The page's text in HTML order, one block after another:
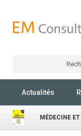
Actualités
MÉDECINE